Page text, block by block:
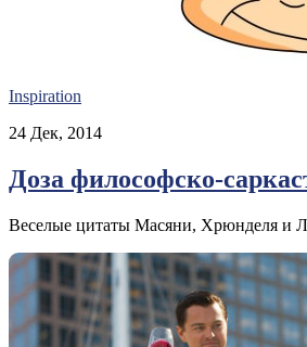
Inspiration
24 Дек, 2014
Доза философско-
Веселые цитаты Масяни, Хрюнделя и